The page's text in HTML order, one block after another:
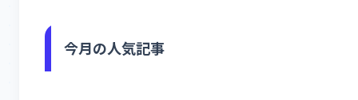
今月の人気記事